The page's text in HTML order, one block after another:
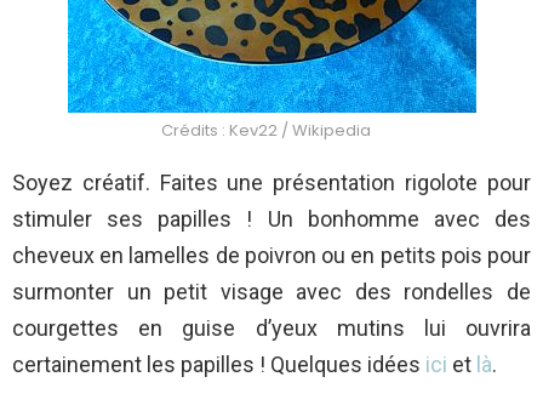
Crédits : Kev22 / Wikipedia
Soyez créatif. Faites une présentation rigolote pour
stimuler ses papilles ! Un bonhomme avec des
cheveux en lamelles de poivron ou en petits pois pour
surmonter un petit visage avec des rondelles de
courgettes en guise d’yeux mutins lui ouvrira
certainement les papilles ! Quelques idées ici et là.